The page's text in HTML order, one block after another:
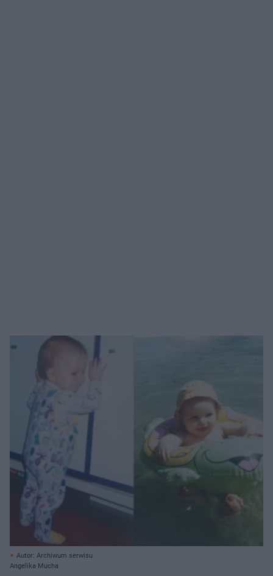
Autor: Archiwum serwisu
Angelika Mucha